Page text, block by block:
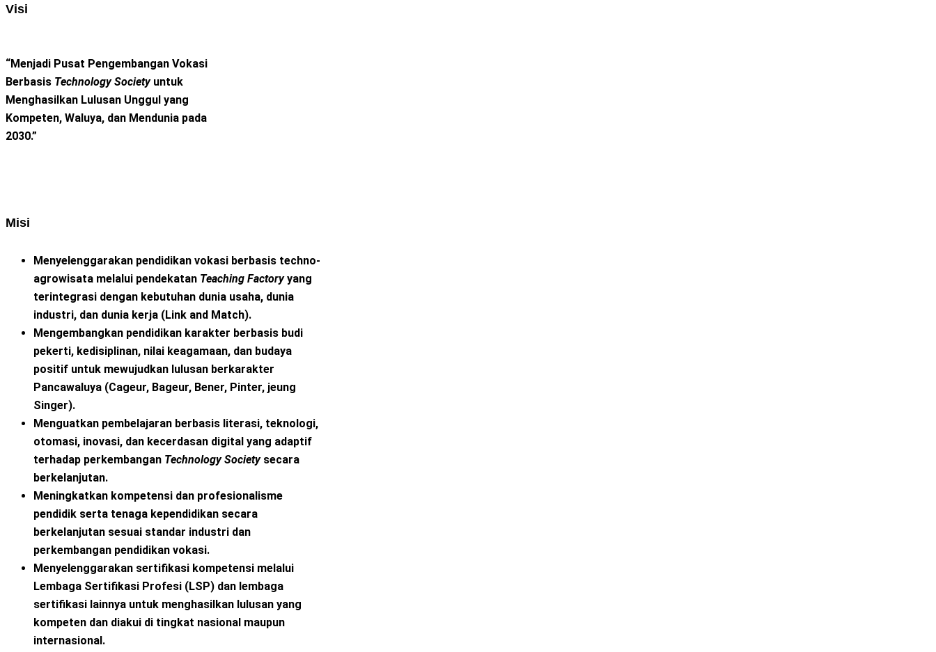
Visi
“Menjadi Pusat Pengembangan Vokasi
Berbasis Technology Societyuntuk
Menghasilkan Lulusan Unggul yang
Kompeten, Waluya, dan Mendunia pada
2030.”
Misi
Menyelenggarakan pendidikan vokasi berbasis techno-
agrowisata melalui pendekatan Teaching Factoryyang
terintegrasi dengan kebutuhan dunia usaha, dunia
industri, dan dunia kerja (Link and Match).
Mengembangkan pendidikan karakter berbasis budi
pekerti, kedisiplinan, nilai keagamaan, dan budaya
positif untuk mewujudkan lulusan berkarakter
Pancawaluya (Cageur, Bageur, Bener, Pinter, jeung
Singer).
Menguatkan pembelajaran berbasis literasi, teknologi,
otomasi, inovasi, dan kecerdasan digital yang adaptif
terhadap perkembangan Technology Societysecara
berkelanjutan.
Meningkatkan kompetensi dan profesionalisme
pendidik serta tenaga kependidikan secara
berkelanjutan sesuai standar industri dan
perkembangan pendidikan vokasi.
Menyelenggarakan sertifikasi kompetensi melalui
Lembaga Sertifikasi Profesi (LSP) dan lembaga
sertifikasi lainnya untuk menghasilkan lulusan yang
kompeten dan diakui di tingkat nasional maupun
internasional.